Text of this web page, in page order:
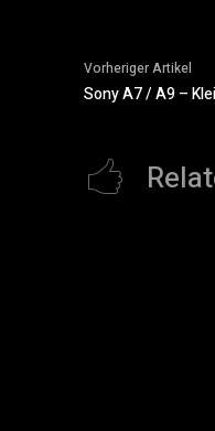
Vorheriger Artikel
Sony A7 / A9 –